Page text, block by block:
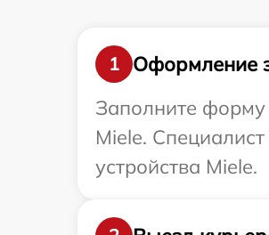
1
Оформление
Заполните форму
Miele.
устройства Miele.